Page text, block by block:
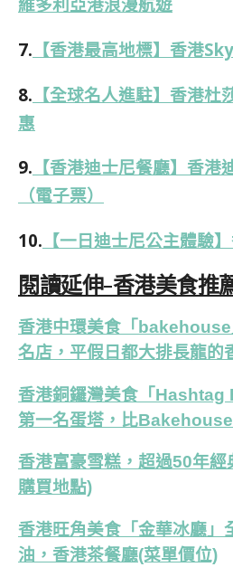
7. 【香港最高地標】香港
8. 【全球名人進駐】香港
惠
9. 【香港迪士尼餐廳】香
（電子票）
10. 【一日迪士尼公主體驗
閱讀延伸-香港美食推
香港中環美食「
名店，平假日都大排長龍的
香港銅鑼灣美食「Hashtag
第一名蛋塔，比Bakehouse
香港富豪雪糕，超過50年經
購買地點)
香港旺角美食「金華冰廳」
油，香港茶餐廳(菜單價位)